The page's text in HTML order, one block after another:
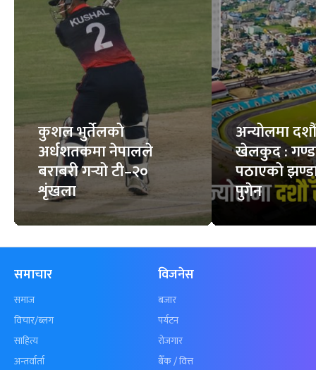
कुशल भुर्तेलको
अर्धशतकमा नेपालले
बराबरी गर्‍यो टी–२०
शृंखला
अन्योलमा दशौँ
खेलकुद :
पठाएको
पुगेन
समाचार
समाज
विचार/ब्लग
साहित्य
अन्तर्वार्ता
विजनेस
बजार
पर्यटन
रोजगार
बैँक / वित्त